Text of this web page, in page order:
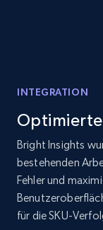
Etsy -
Amazon
Asin, URL,
price,
INTEGRATION
Bright Insights
bestehenden
Fehler und
für die SKU-